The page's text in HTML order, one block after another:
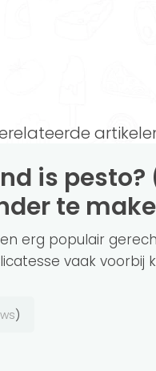
te
erg populair
vaak voorbij
)